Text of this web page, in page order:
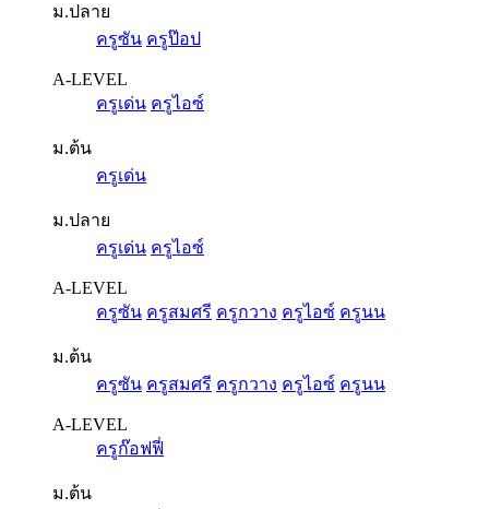
ม.ปลาย
ครูซัน ครูป๊อป
A-LEVEL
ครูเด่น ครูไอซ์
ม.ต้น
ครูเด่น
ม.ปลาย
ครูเด่น ครูไอซ์
A-LEVEL
ครูซัน ครูสมศรี ครูกวาง ครูไอซ์ ครูนน
ม.ต้น
ครูซัน ครูสมศรี ครูกวาง ครูไอซ์ ครูนน
A-LEVEL
ครูก๊อฟฟี่
ม.ต้น